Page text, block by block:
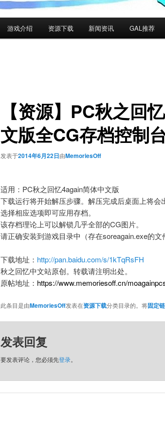
游戏介绍 资源下载 新闻资讯 GAL推荐
【资源】PC秋之回
文版全CG存档控制
发表于2014年6月22日由MemoriesOff
适用：PC秋之回忆4again简体中文版
下载运行将开始解压步骤。解压完成后桌面上将
选择相应选项即可应用存档。
该存档理论上可以解锁几乎全部的CG图片。
请正确安装到游戏目录中（存在soreagain.exe的文
下载地址： http://pan.baidu.com/s/1kTqRsFH
秋之回忆中文站原创。转载请注明出处。
原帖地址： https://www.memoriesoff.cn/
此条目是由MemoriesOff发表在资源下载分类目录的。将固定
发表回复
要发表评论，您必须先登录。